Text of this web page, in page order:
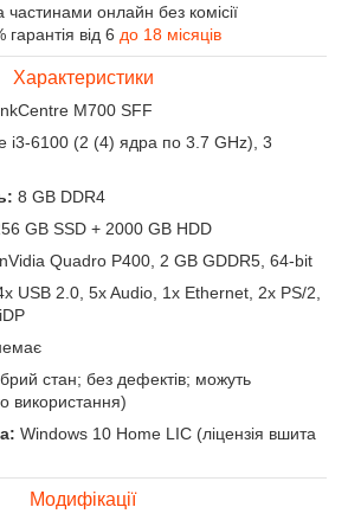
онлайн без комісії
від 6 до 18 місяців
Характеристики
M700 SFF
i3-6100 (2 (4) ядра по 3.7 GHz), 3
8 GB DDR4
GB SSD + 2000 GB HDD
Quadro P400, 2 GB GDDR5, 64-bit
USB 2.0, 5x Audio, 1x Ethernet, 2x PS/2,
стан; без дефектів; можуть
використання)
Windows 10 Home LIC (ліцензія вшита
Модифікації